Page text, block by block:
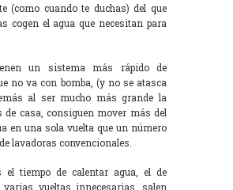
(como cuando te duchas) del que
cogen el agua que necesitan para
un sistema más rápido de
no va con bomba, (y no se atasca
al ser mucho más grande la
de casa, consiguen mover más del
en una sola vuelta que un número
lavadoras convencionales.
el tiempo de calentar agua, el de
varias vueltas innecesarias, salen